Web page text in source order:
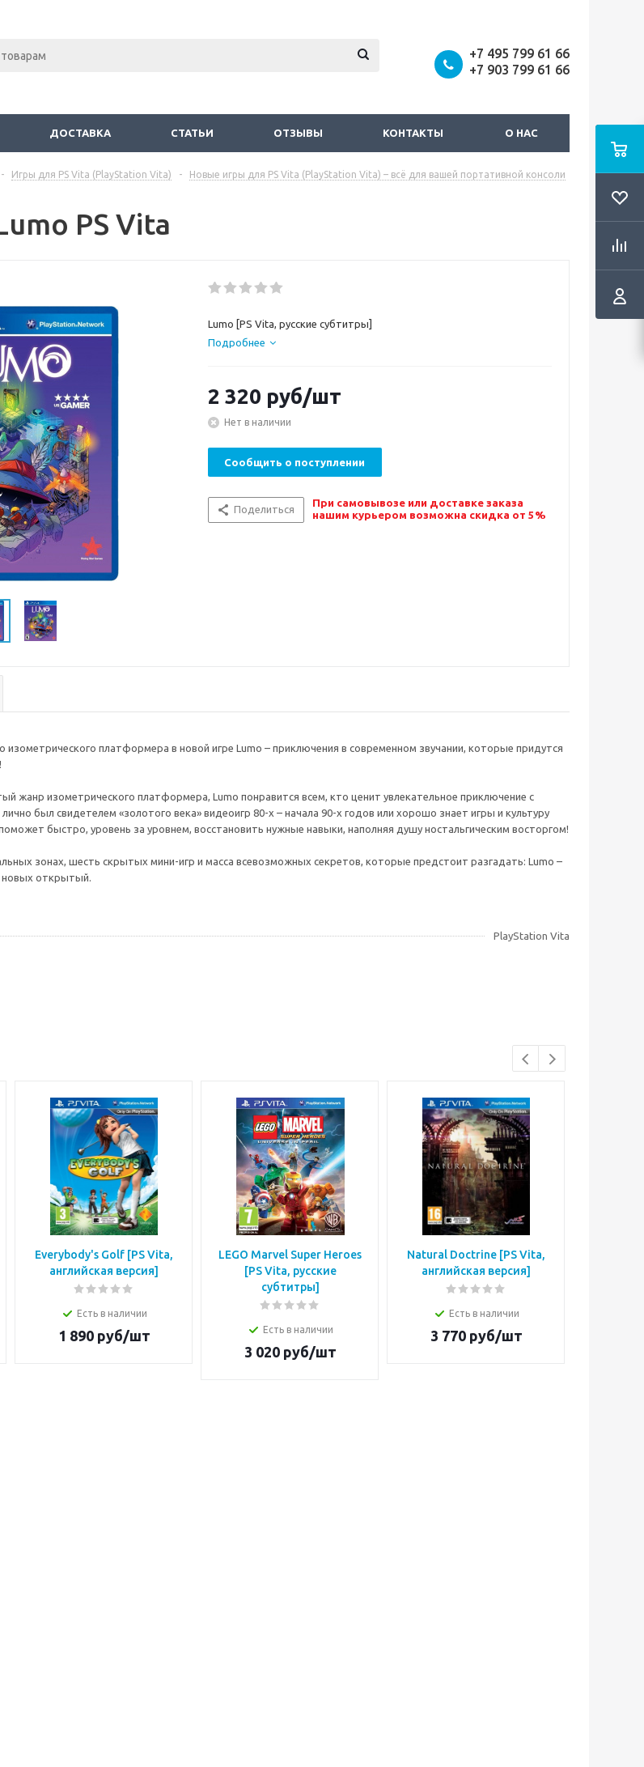
+7 495 799 61 66
+7 903 799 61 66
ДОСТАВКА СТАТЬИ ОТЗЫВЫ КОНТАКТЫ О НАС
- Игры для PS Vita (PlayStation Vita) -
Новые игры для PS Vita (PlayStation Vita) – всё для вашей портативной консоли
PS Vita
Lumo [PS Vita, русские субтитры]
Подробнее
2 320 руб/шт
Нет в наличии
Сообщить о поступлении
Поделиться
При самовывозе или доставке заказа
нашим курьером возможна скидка от 5%
изометрического платформера в новой игре Lumo – приключения в современном звучании, которые придутся
жанр изометрического платформера, Lumo понравится всем, кто ценит увлекательное приключение с
был свидетелем «золотого века» видеоигр 80-х – начала 90-х годов или хорошо знает игры и культуру
быстро, уровень за уровнем, восстановить нужные навыки, наполняя душу ностальгическим восторгом!
зонах, шесть скрытых мини-игр и масса всевозможных секретов, которые предстоит разгадать: Lumo –
новых открытый.
PlayStation Vita
Everybody's Golf [PS Vita,
английская версия]
Есть в наличии
1 890руб/шт
LEGO Marvel Super Heroes
[PS Vita, русские
субтитры]
Есть в наличии
3 020руб/шт
Natural Doctrine [PS Vita,
английская версия]
Есть в наличии
3 770руб/шт